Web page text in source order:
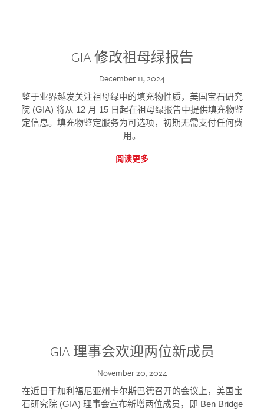
GIA 修改祖母绿报告
December 11, 2024
鉴于业界越发关注祖母绿中的填充物性质，美国宝石研究
院 (GIA) 将从 12 月 15 日起在祖母绿报告中提供填充物鉴
定信息。填充物鉴定服务为可选项，初期无需支付任何费
用。
阅读更多
GIA 理事会欢迎两位新成员
November 20, 2024
在近日于加利福尼亚州卡尔斯巴德召开的会议上，美国宝
石研究院 (GIA) 理事会宣布新增两位成员，即 Ben Bridge